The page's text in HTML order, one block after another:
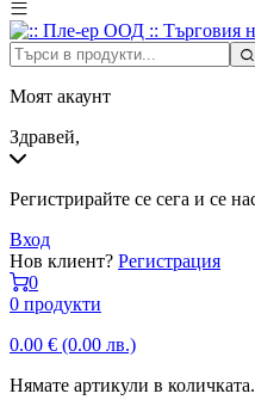
Моят акаунт
Здравей,
Регистрирайте се сега и се
Вход
Нов клиент? Регистрация
0
0 продукти
0.00 € (0.00 лв.)
Нямате артикули в количката.